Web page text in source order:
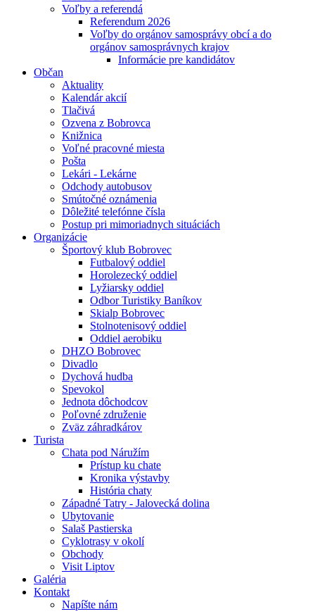
Voľby a referendá
Referendum 2026
Voľby do orgánov samosprávy obcí a do
orgánov samosprávnych krajov
Informácie pre kandidátov
Občan
Aktuality
Kalendár akcií
Tlačivá
Ozvena z Bobrovca
Knižnica
Voľné pracovné miesta
Pošta
Lekári - Lekárne
Odchody autobusov
Smútočné oznámenia
Dôležité telefónne čísla
Postup pri mimoriadnych situáciách
Organizácie
Športový klub Bobrovec
Futbalový oddiel
Horolezecký oddiel
Lyžiarsky oddiel
Odbor Turistiky Baníkov
Skialp Bobrovec
Stolnotenisový oddiel
Oddiel aerobiku
DHZO Bobrovec
Divadlo
Dychová hudba
Spevokol
Jednota dôchodcov
Poľovné združenie
Zväz záhradkárov
Turista
Chata pod Náružím
Prístup ku chate
Kronika výstavby
História chaty
Západné Tatry - Jalovecká dolina
Ubytovanie
Salaš Pastierska
Cyklotrasy v okolí
Obchody
Visit Liptov
Galéria
Kontakt
Napíšte nám